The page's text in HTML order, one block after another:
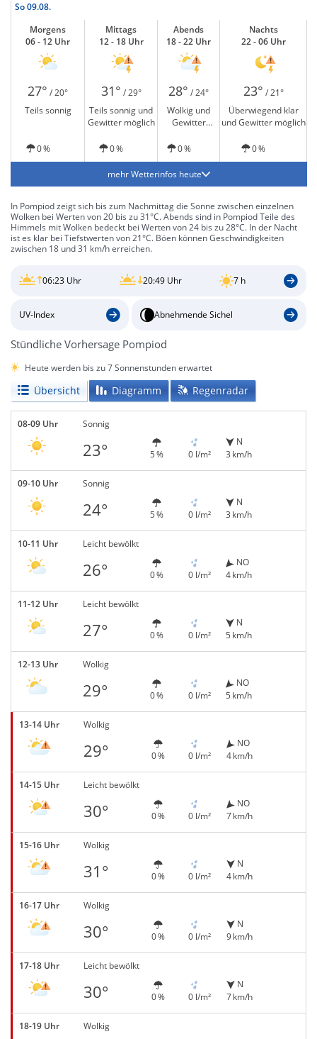
So09.08.
Morgens
06 - 12 Uhr
Mittags
12 - 18 Uhr
Abends
18 - 22 Uhr
Nachts
22 - 06 Uhr
27° / 20° 31° / 29° 28° / 24° 23° / 21°
Teils sonnig
Teils sonnig und
Gewitter möglich
Wolkig und
Gewitter
Überwiegend klar
und Gewitter möglich
0 % 0 % 0 % 0 %
mehr Wetterinfos heute
In Pompiod zeigt sich bis zum Nachmittag die Sonne zwischen einzelnen
Wolken bei Werten von 20 bis zu 31°C. Abends sind in Pompiod Teile des
Himmels mit Wolken bedeckt bei Werten von 24 bis zu 28°C. In der Nacht
ist es klar bei Tiefstwerten von 21°C. Böen können Geschwindigkeiten
zwischen 18 und 31 km/h erreichen.
06:23 Uhr 20:49 Uhr 7 h
UV-Index Abnehmende Sichel
Stündliche Vorhersage Pompiod
Heute werden bis zu 7 Sonnenstunden erwartet
Übersicht Diagramm Regenradar
08-09 Uhr Sonnig
23° 5 % 0 l/m²
N
3 km/h
09-10 Uhr Sonnig
24° 5 % 0 l/m²
N
3 km/h
10-11 Uhr Leicht bewölkt
26° 0 % 0 l/m²
NO
4 km/h
11-12 Uhr Leicht bewölkt
27° 0 % 0 l/m²
N
5 km/h
12-13 Uhr Wolkig
29° 0 % 0 l/m²
NO
5 km/h
13-14 Uhr Wolkig
29° 0 % 0 l/m²
NO
4 km/h
14-15 Uhr Leicht bewölkt
30° 0 % 0 l/m²
NO
7 km/h
15-16 Uhr Wolkig
31° 0 % 0 l/m²
N
4 km/h
16-17 Uhr Wolkig
30° 0 % 0 l/m²
N
9 km/h
17-18 Uhr Leicht bewölkt
30° 0 % 0 l/m²
N
7 km/h
18-19 Uhr
Wolkig